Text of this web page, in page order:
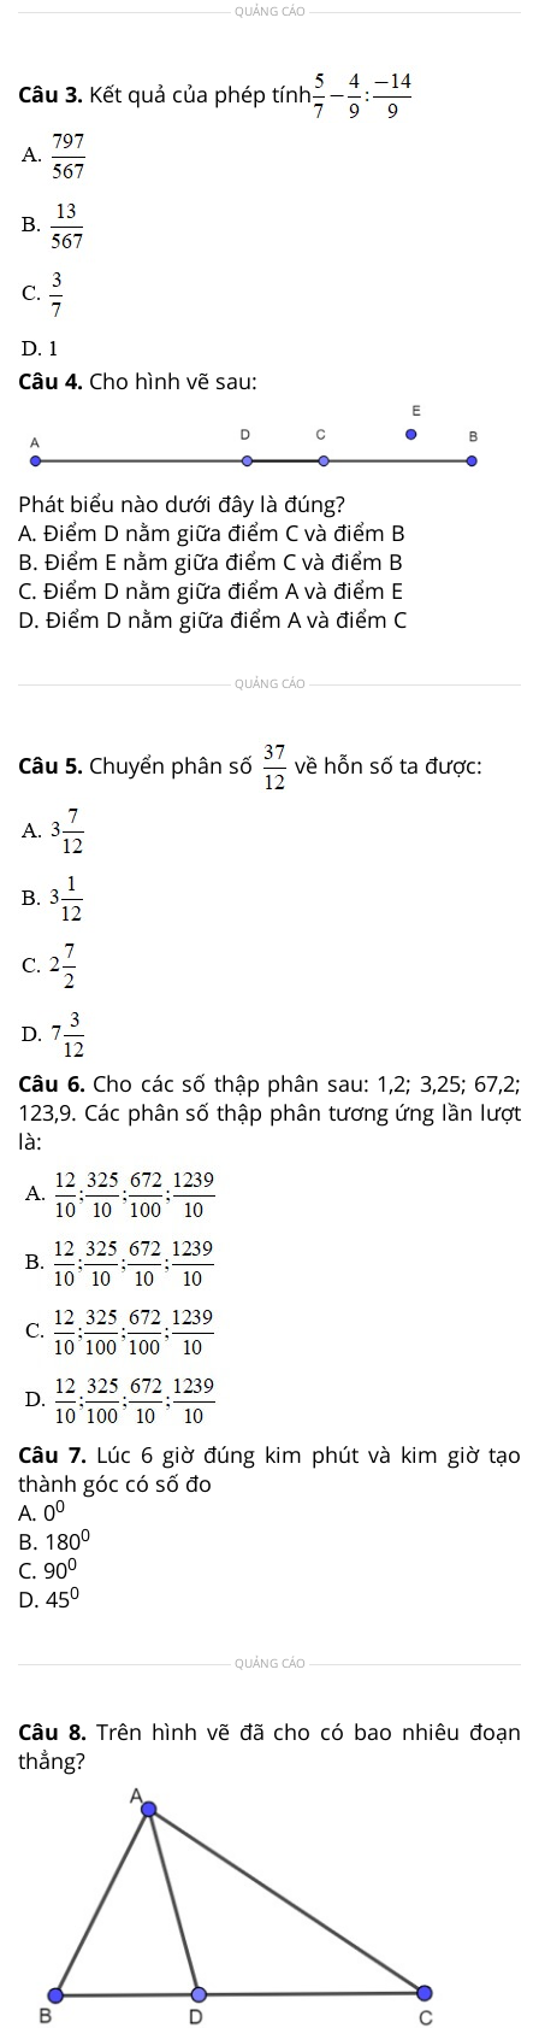
QUẢNG CÁO
Câu 3. Kết quả của phép tính
Câu 4. Cho hình vẽ sau:
Phát biểu nào dưới đây là đúng?
A. Điểm D nằm giữa điểm C và điểm B
B. Điểm E nằm giữa điểm C và điểm B
C. Điểm D nằm giữa điểm A và điểm E
D. Điểm D nằm giữa điểm A và điểm C
QUẢNG CÁO
Câu 5. Chuyển phân số về hỗn số ta được:
Câu 6. Cho các số thập phân sau: 1,2; 3,25; 67,2;
123,9. Các phân số thập phân tương ứng lần lượt
là:
Câu 7. Lúc 6 giờ đúng kim phút và kim giờ tạo
thành góc có số đo
A. 00
B. 1800
C. 900
D. 450
QUẢNG CÁO
Câu 8. Trên hình vẽ đã cho có bao nhiêu đoạn
thẳng?